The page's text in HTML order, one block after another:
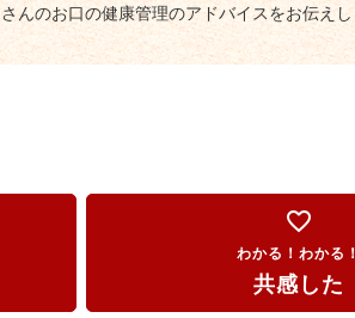
さんのお口の健康管理のアドバイスをお伝えし
favorite_border
わかる！わかる！
共感した